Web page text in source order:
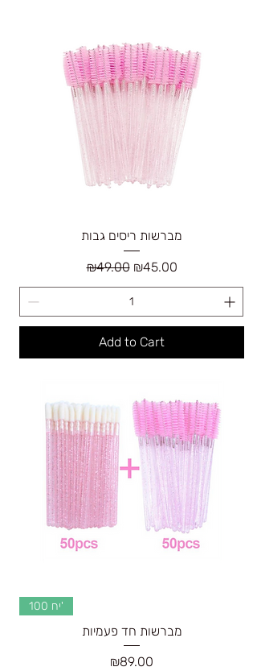
מברשות ריסים גבות
Regular Price
₪49.00 Sale Price
₪45.00
Add to Cart
100 יח'
מברשות חד פעמיות
Price
₪89.00